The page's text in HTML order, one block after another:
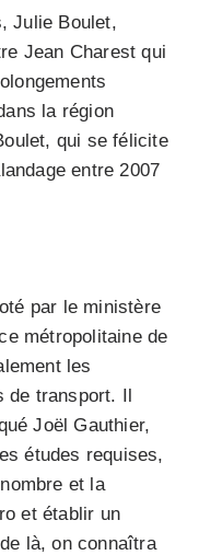
Julie Boulet,
Jean Charest qui
la région
qui se félicite
entre 2007
par le ministère
métropolitaine de
les
de transport. Il
Joël Gauthier,
études requises,
et la
et établir un
là, on connaîtra